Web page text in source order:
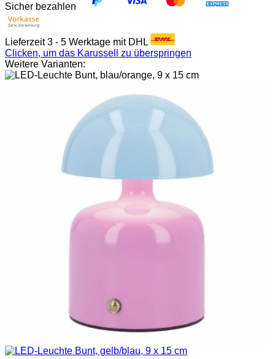
Sicher bezahlen
Lieferzeit 3 - 5 Werktage mit DHL
Clicken, um das Karussell zu überspringen
Weitere Varianten: